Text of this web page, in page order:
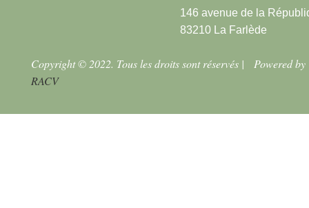
146 avenue de la
83210 La Farlède
Copyright © 2022. Tous les droits sont réservés | Powered by
RACV